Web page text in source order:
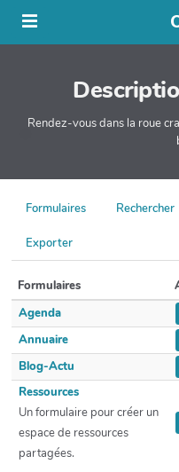
Rendez-vous dans la roue
Formulaires Rechercher
Exporter
Formulaires
Agenda
Annuaire
Blog-Actu
Ressources
Un formulaire pour créer un
espace de ressources
partagées.